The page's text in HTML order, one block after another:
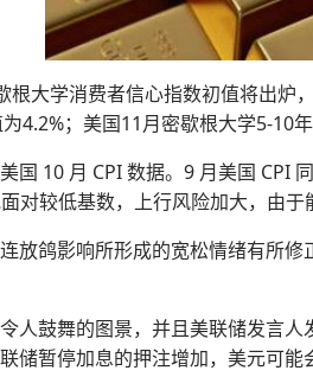
根大学消费者信心指数初值将出
4.2%；美国11月密歇根大学5-10
国 10 月 CPI 数据。9 月美国 CPI
对较低基数，上行风险加大，由
放鸽影响所形成的宽松情绪有所
人鼓舞的图景，并且美联储发言
储暂停加息的押注增加，美元可能